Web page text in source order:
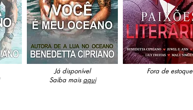
Já disponível
Saiba mais aqui
Fora de estoque